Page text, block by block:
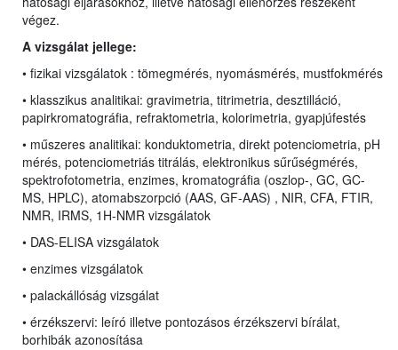
végez.
A vizsgálat jellege:
• fizikai vizsgálatok : tömegmérés, nyomásmérés, mustfokmérés
• klasszikus analitikai: gravimetria, titrimetria, desztilláció,
papirkromatográfia, refraktometria, kolorimetria, gyapjúfestés
• műszeres analitikai: konduktometria, direkt potenciometria, pH
mérés, potenciometriás titrálás, elektronikus sűrűségmérés,
spektrofotometria, enzimes, kromatográfia (oszlop-, GC, GC-
MS, HPLC), atomabszorpció (AAS, GF-AAS) , NIR, CFA, FTIR,
NMR, IRMS, 1H-NMR vizsgálatok
• DAS-ELISA vizsgálatok
• enzimes vizsgálatok
• palackállóság vizsgálat
• érzékszervi: leíró illetve pontozásos érzékszervi bírálat,
borhibák azonosítása